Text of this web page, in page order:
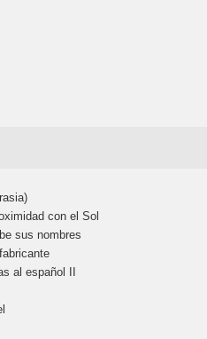
con el Sol
sus nombres
al español II